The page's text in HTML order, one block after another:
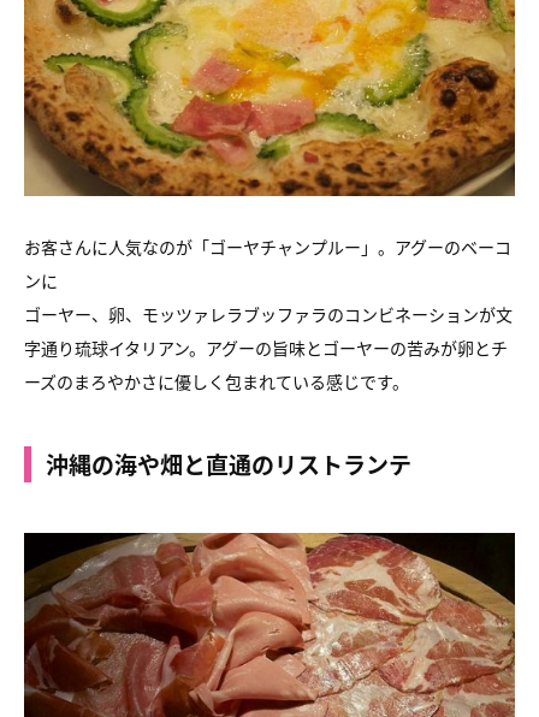
お客さんに人気なのが「ゴーヤチャンプルー」。アグーのベーコ
ンに
ゴーヤー、卵、モッツァレラブッファラのコンビネーションが文
字通り琉球イタリアン。アグーの旨味とゴーヤーの苦みが卵とチ
ーズのまろやかさに優しく包まれている感じです。
沖縄の海や畑と直通のリストランテ